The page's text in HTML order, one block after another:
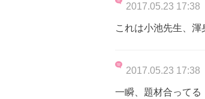
2017.05.23 17:38
これは小池先生、
2017.05.23 17:38
一瞬、題材合ってる